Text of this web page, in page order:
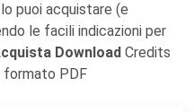
puoi acquistare (e
le facili indicazioni per
Download Credits
formato PDF